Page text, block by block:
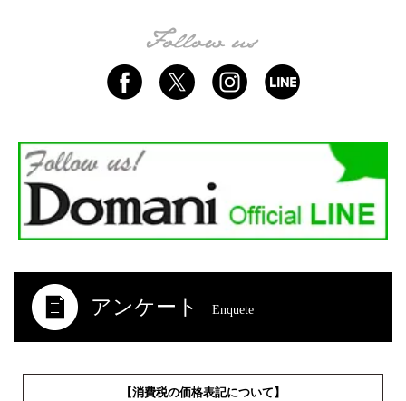
アンケート Enquete
【消費税の価格表記について】